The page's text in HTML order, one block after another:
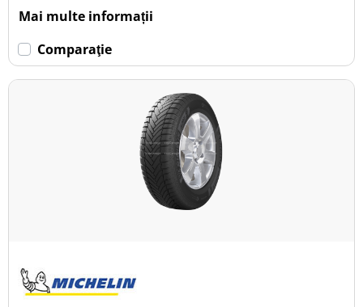
Mai multe informații
Comparaţie